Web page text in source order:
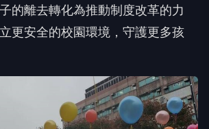
的離去轉化為推動制度改革的力
更安全的校園環境，守護更多孩